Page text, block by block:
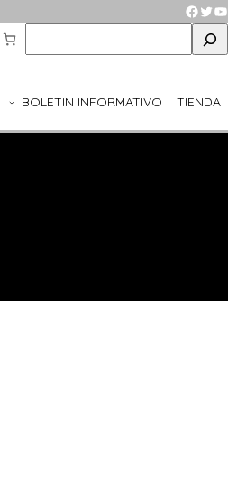
e
r
BOLETIN INFORMATIVO TIENDA